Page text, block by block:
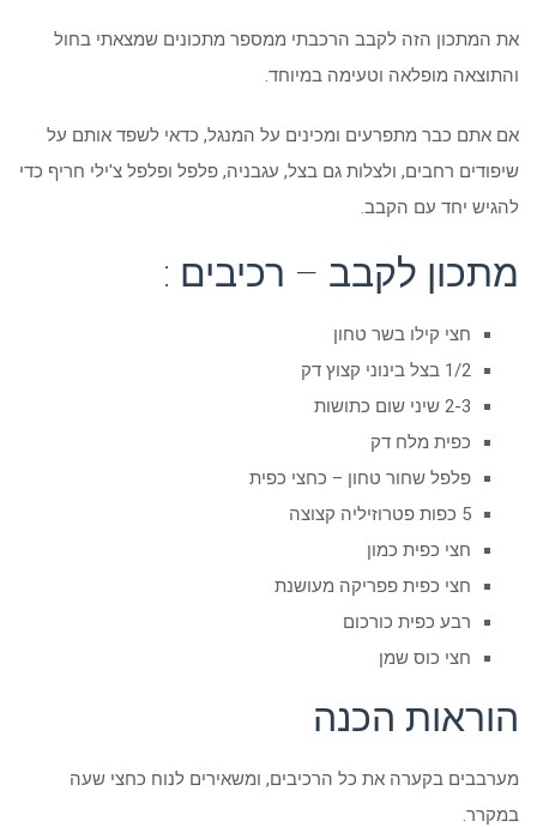
את המתכון הזה לקבב הרכבתי ממספר מתכונים שמצאתי בחול
והתוצאה מופלאה וטעימה במיוחד.
אם אתם כבר מתפרעים ומכינים על המנגל, כדאי לשפד אותם על
שיפודים רחבים, ולצלות גם בצל, עגבניה, פלפל ופלפל צ'ילי חריף כדי
להגיש יחד עם הקבב.
מתכון לקבב – רכיבים :
חצי קילו בשר טחון
1/2 בצל בינוני קצוץ דק
2-3 שיני שום כתושות
כפית מלח דק
פלפל שחור טחון – כחצי כפית
5 כפות פטרוזיליה קצוצה
חצי כפית כמון
חצי כפית פפריקה מעושנת
רבע כפית כורכום
חצי כוס שמן
הוראות הכנה
מערבבים בקערה את כל הרכיבים, ומשאירים לנוח כחצי שעה
במקרר.